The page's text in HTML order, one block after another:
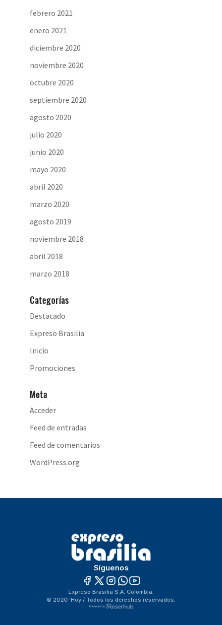
febrero 2021
enero 2021
diciembre 2020
noviembre 2020
octubre 2020
septiembre 2020
agosto 2020
julio 2020
junio 2020
mayo 2020
abril 2020
marzo 2020
agosto 2019
noviembre 2018
abril 2018
marzo 2018
Categorías
Destacado
Expreso Brasilia
Inicio
Promociones
Meta
Acceder
Feed de entradas
Feed de comentarios
WordPress.org
Síguenos
Expreso Brasilia S.A. Colombia.
© 2020–Hoy / Todos los derechos reservados.